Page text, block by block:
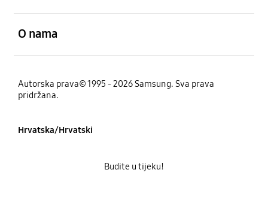
O nama
Autorska prava© 1995 - 2026 Samsung. Sva prava
pridržana.
Hrvatska/Hrvatski
Budite u tijeku!